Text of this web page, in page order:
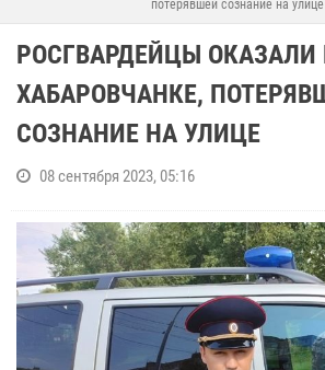
потерявшей сознание на улице
РОСГВАРДЕЙЦЫ
ХАБАРОВЧАНКЕ,
СОЗНАНИЕ НА УЛИЦЕ
08 сентября 2023, 05:16